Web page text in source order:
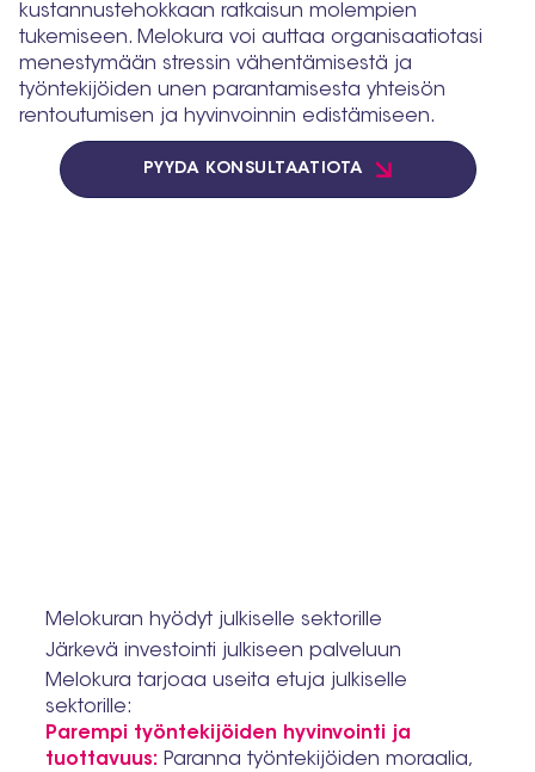
kustannustehokkaan ratkaisun molempien
tukemiseen. Melokura voi auttaa organisaatiotasi
menestymään stressin vähentämisestä ja
työntekijöiden unen parantamisesta yhteisön
rentoutumisen ja hyvinvoinnin edistämiseen.
PYYDÄ KONSULTAATIOTA
Melokuran hyödyt julkiselle sektorille
Järkevä investointi julkiseen palveluun
Melokura tarjoaa useita etuja julkiselle
sektorille:
Parempi työntekijöiden hyvinvointi ja
tuottavuus: Paranna työntekijöiden moraalia,